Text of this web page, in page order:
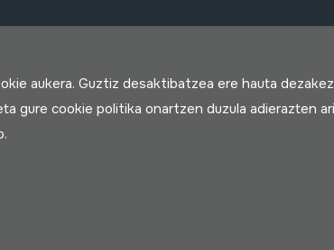
aukera. Guztiz desaktibatzea ere hauta
gure cookie politika onartzen duzula adierazten